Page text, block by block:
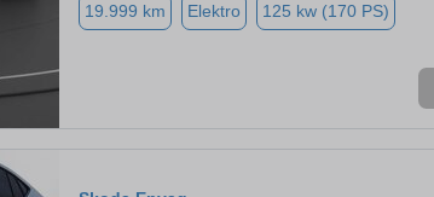
19.999 km Elektro 125 kw (170 PS)